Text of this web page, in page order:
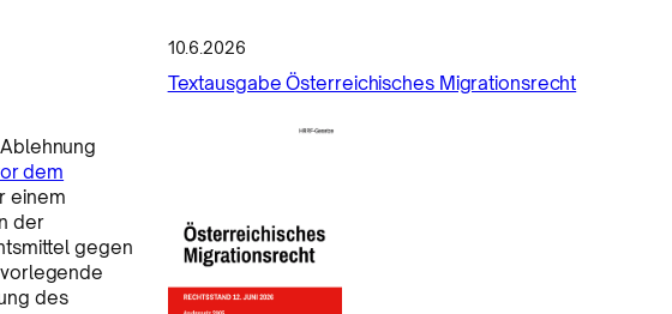
dem
einem
der
gegen
des
10.6.2026
Textausgabe Österreichisches Migrationsrecht